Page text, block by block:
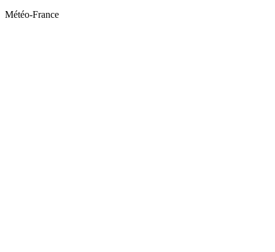
Météo-France